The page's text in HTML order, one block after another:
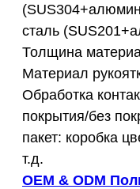
сталь
Толщина
Материал
Обработка
покрытия/без
пакет: коробка
т.д.
OEM & ODM